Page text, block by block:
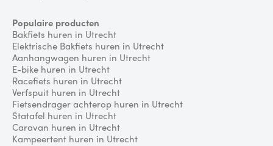
Populaire producten
Bakfiets huren in Utrecht
Elektrische Bakfiets huren in Utrecht
Aanhangwagen huren in Utrecht
E-bike huren in Utrecht
Racefiets huren in Utrecht
Verfspuit huren in Utrecht
Fietsendrager achterop huren in Utrecht
Statafel huren in Utrecht
Caravan huren in Utrecht
Kampeertent huren in Utrecht